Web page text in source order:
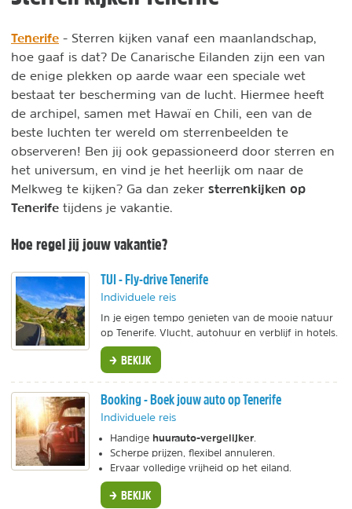
Tenerife - Sterren kijken vanaf een maanlandschap,
hoe gaaf is dat? De Canarische Eilanden zijn een van
de enige plekken op aarde waar een speciale wet
bestaat ter bescherming van de lucht. Hiermee heeft
de archipel, samen met Hawaï en Chili, een van de
beste luchten ter wereld om sterrenbeelden te
observeren! Ben jij ook gepassioneerd door sterren en
het universum, en vind je het heerlijk om naar de
Melkweg te kijken? Ga dan zeker sterrenkijken op
Tenerife tijdens je vakantie.
Hoe regel jij jouw vakantie?
TUI - Fly-drive Tenerife
Individuele reis
In je eigen tempo genieten van de mooie natuur
op Tenerife. Vlucht, autohuur en verblijf in hotels.
BEKIJK
Booking - Boek jouw auto op Tenerife
Individuele reis
Handige huurauto-vergelijker
Scherpe prijzen, flexibel annuleren.
Ervaar volledige vrijheid op het eiland.
BEKIJK